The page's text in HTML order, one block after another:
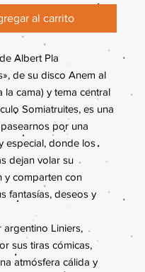
al carrito
Albert Pla
de su disco Anem al
la cama) y tema central
Somiatruites, es una
por una
especial, donde los
dejan volar su
y comparten con
fantasías, deseos y
argentino Liniers,
sus tiras cómicas,
atmósfera cálida y